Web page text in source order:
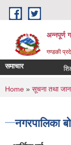
Skip to main content
अन्नपूर्ण
गण्डकी
समाचार
You are
Home » सूचना तथा
नगरपालिका